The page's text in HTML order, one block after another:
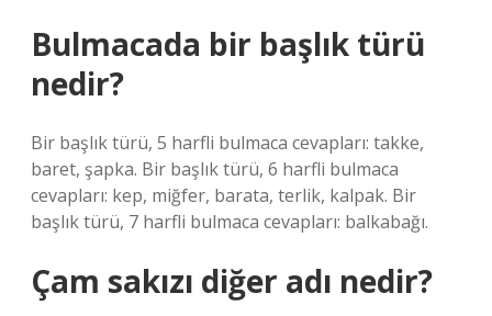
Bulmacada bir başlık türü
nedir?
Bir başlık türü, 5 harfli bulmaca cevapları: takke,
baret, şapka. Bir başlık türü, 6 harfli bulmaca
cevapları: kep, miğfer, barata, terlik, kalpak. Bir
başlık türü, 7 harfli bulmaca cevapları: balkabağı.
Çam sakızı diğer adı nedir?